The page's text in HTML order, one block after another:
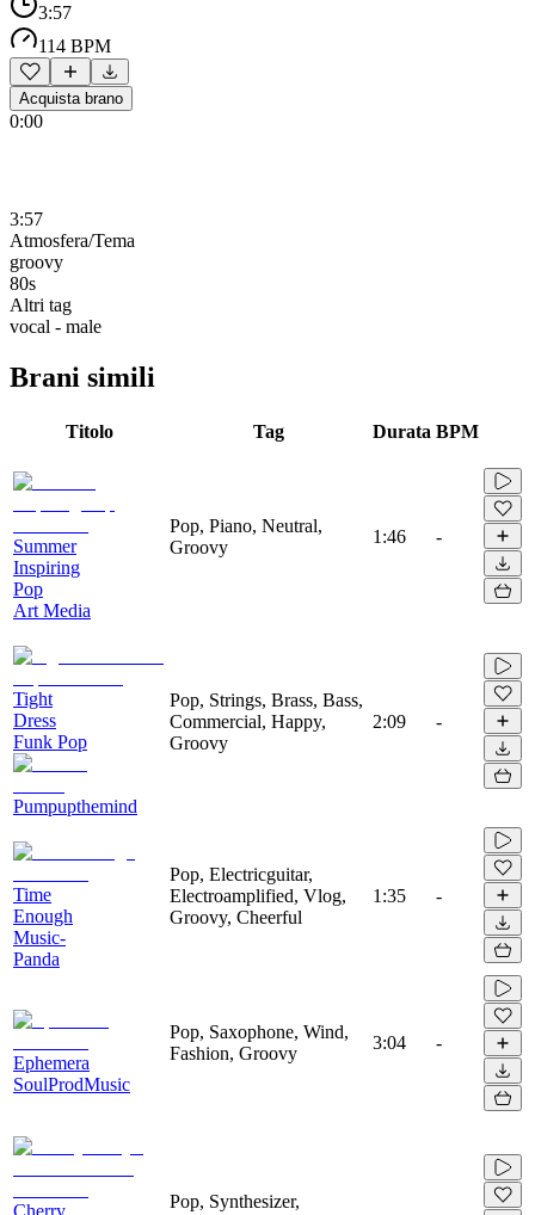
3:57
114 BPM
Acquista brano
0:00
3:57
Atmosfera/Tema
groovy
80s
Altri tag
vocal - male
Brani simili
Titolo Tag Durata BPM
Summer
Inspiring
Pop
Art Media
Pop, Piano, Neutral,
Groovy
1:46 -
Tight
Dress
Funk Pop
Pumpupthemind
Pop, Strings, Brass, Bass,
Commercial, Happy,
Groovy
2:09 -
Time
Enough
Music-
Panda
Pop, Electricguitar,
Electroamplified, Vlog,
Groovy, Cheerful
1:35 -
Ephemera
SoulProdMusic
Pop, Saxophone, Wind,
Fashion, Groovy
3:04 -
Cherry
Pop, Synthesizer,